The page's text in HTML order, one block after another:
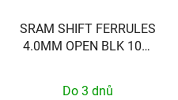
SRAM SHIFT FERRULES
4.0MM OPEN BLK 100-
Do 3 dnů